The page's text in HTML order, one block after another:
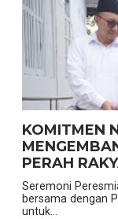
KOMITMEN
PERAH
Seremoni
bersama dengan
untuk...